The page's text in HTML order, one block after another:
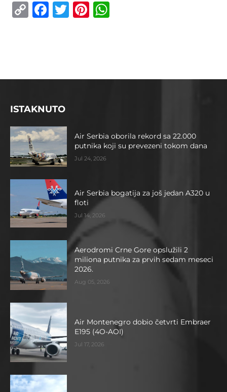
CopyFacebook
TwitterPinterest
ISTAKNUTO
Air Serbia oborila rekord sa 22.000
putnika koji su prevezeni tokom dana
Jul 24, 2026
Air Serbia bogatija za još jedan A320 u
floti
Jul 14, 2026
Aerodromi Crne Gore opslužili 2
miliona putnika za prvih sedam meseci
2026.
Aug 05, 2026
Air Montenegro dobio četvrti Embraer
E195 (4O-AOI)
Jul 17, 2026